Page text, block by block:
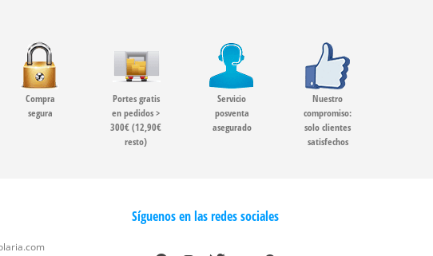
Compra
segura
Portes gratis
en pedidos >
300€ (12,90€
resto)
Servicio
posventa
asegurado
Nuestro
compromiso:
solo clientes
satisfechos
Síguenos en las redes sociales